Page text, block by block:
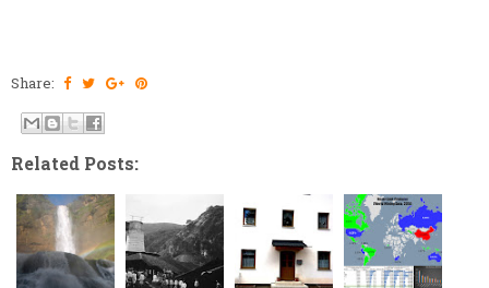
Share:
Related Posts: